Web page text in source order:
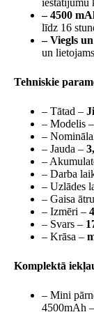
– 4500
līdz 16
– Viegls
un
Tehniskie
– Tātad –
– Modelis –
–
– Jauda –
–
– Darba
– Uzlādes
– Gaisa
– Izmēri –
– Svars –
– Krāsa –
Komplektā
– Mini
4500mAh